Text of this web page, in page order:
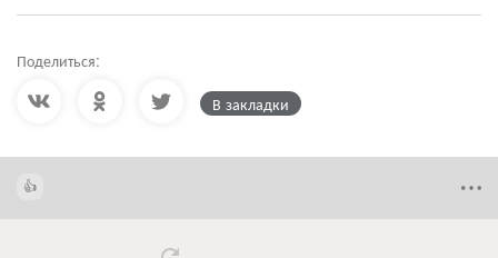
Поделиться:
В закладки